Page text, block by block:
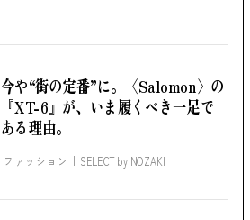
今や“街の定番”に。
〈Salomon〉の
『XT-6』が、いま履くべき一足で
ある理由。
ファッション SELECT by NOZAKI